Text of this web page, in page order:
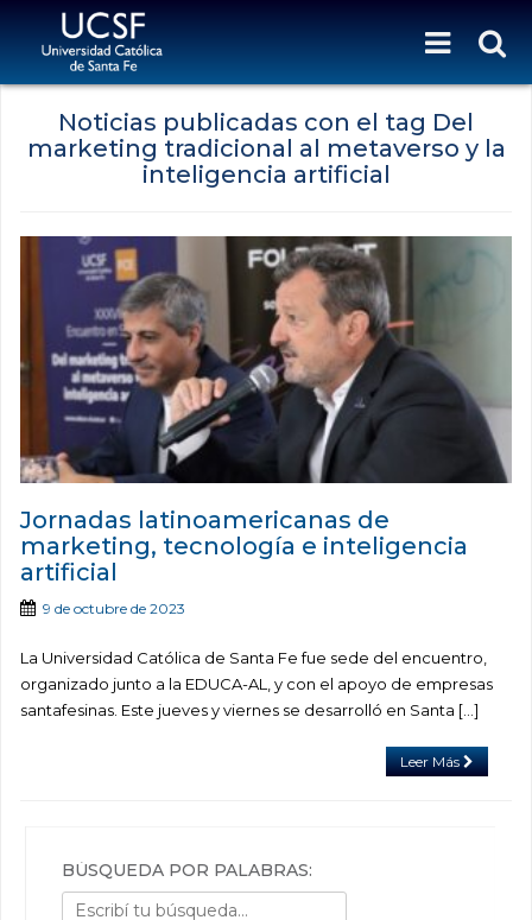
Noticias publicadas con el tag Del
marketing tradicional al metaverso y la
inteligencia artificial
Jornadas latinoamericanas de
marketing, tecnología e inteligencia
artificial
9 de octubre de 2023
La Universidad Católica de Santa Fe fue sede del encuentro,
organizado junto a la EDUCA-AL, y con el apoyo de empresas
santafesinas. Este jueves y viernes se desarrolló en Santa […]
Leer Más
BÚSQUEDA POR PALABRAS: